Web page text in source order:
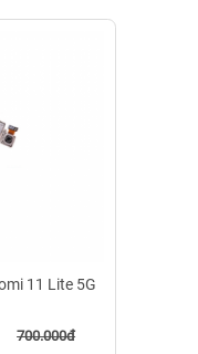
11 Lite 5G
700.000đ